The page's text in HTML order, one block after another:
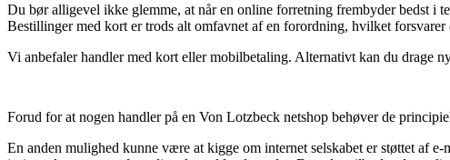
Du bør alligevel ikke glemme, at når en online forretning frembyder bedst i
Bestillinger med kort er trods alt omfavnet af en forordning, hvilket
Vi anbefaler handler med kort eller mobilbetaling. Alternativt kan du drage
Forud for at nogen handler på en Von Lotzbeck netshop behøver de
En anden mulighed kunne være at kigge om internet selskabet er støttet af